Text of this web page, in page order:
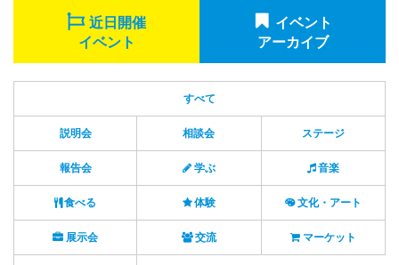
2026年03月30日
2026年4月 全面利用の申込・抽選会について
2026年3月 全面利用の申込・抽選会について（中止のお知ら
2025年12月25日
2026年1月 全面利用の申込・抽選会について
近日開催
イベント
イベント
アーカイブ
すべて
説明会 相談会 ステージ
報告会 学ぶ 音楽
食べる 体験 文化・アート
展示会 交流 マーケット